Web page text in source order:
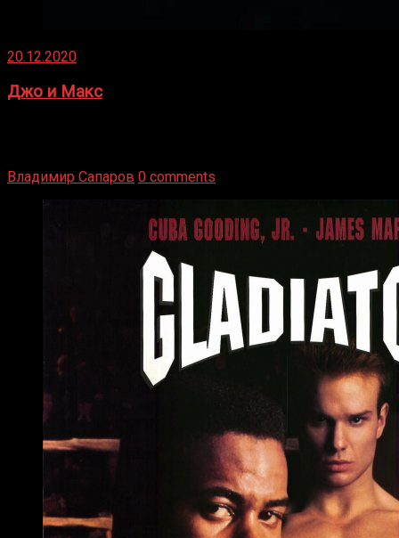
20.12.2020
Джо и Макс
Владимир Сапаров 0 comments